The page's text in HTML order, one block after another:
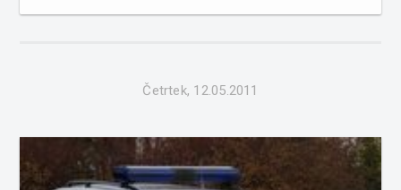
Četrtek, 12.05.2011